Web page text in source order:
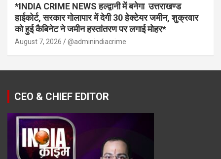
*INDIA CRIME NEWS हल्द्वानी में बनेगा उत्तराखण्ड
हाईकोर्ट, सरकार गोलापार में देगी 30 हेक्टेयर जमीन, शुक्रवार
को हुई कैबिनेट ने जमीन हस्तांतरण पर लगाई मोहर*
August 7, 2026 @adminindiacrime
CEO & CHIEF EDITOR